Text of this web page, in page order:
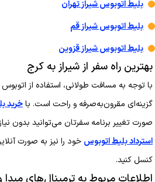
بلیط اتوبوس شیراز تهران
بلیط اتوبوس شیراز قم
بلیط اتوبوس شیراز قزوین
بهترین راه سفر از شیراز به کرج
گزینه‌ای مقرون‌به‌صرفه و راحت است. باخرید
صورت تغییر برنامه سفرتان می‌توانید بدون
استرداد بلیط اتوبوس خود را نیز به صورت
کنسل کنید.
اطلاعات مربوط به ترمینال‌های